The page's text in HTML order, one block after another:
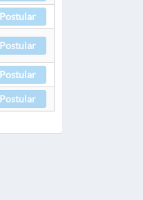
Postular
Postular
Postular
Postular